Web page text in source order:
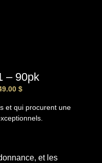
– 90pk
$
et qui procurent une
et les